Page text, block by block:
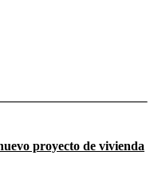
proyecto de vivienda